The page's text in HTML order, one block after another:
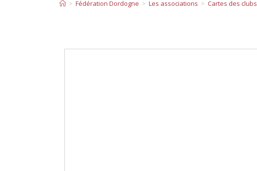
> Fédération Dordogne > Les associations > Cartes des clubs